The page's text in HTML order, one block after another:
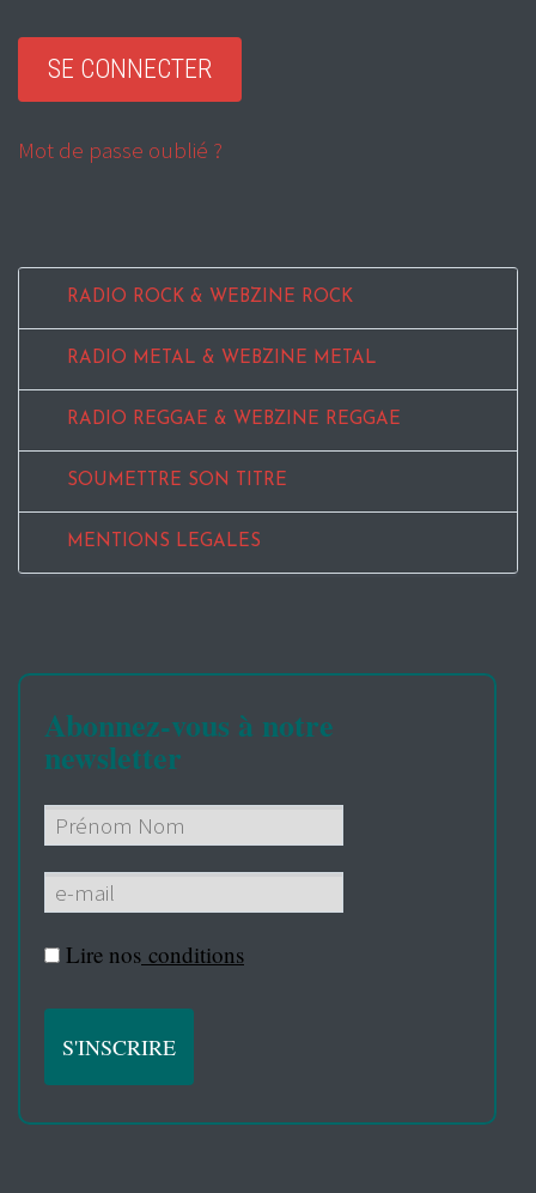
Mot de passe oublié ?
RADIO ROCK & WEBZINE ROCK
RADIO METAL & WEBZINE METAL
RADIO REGGAE & WEBZINE REGGAE
SOUMETTRE SON TITRE
MENTIONS LEGALES
Abonnez-vous à notre
newsletter
Lire nos conditions